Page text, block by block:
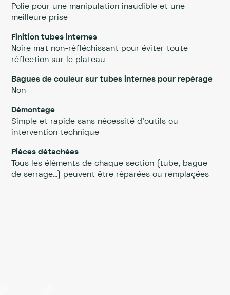
Polie pour une manipulation inaudible et une
meilleure prise
Finition tubes internes
Noire mat non-réfléchissant pour éviter toute
réflection sur le plateau
Bagues de couleur sur tubes internes pour repérage
Non
Démontage
Simple et rapide sans nécessité d’outils ou
intervention technique
Pièces détachées
Tous les éléments de chaque section (tube, bague
de serrage…) peuvent être réparées ou remplaçées